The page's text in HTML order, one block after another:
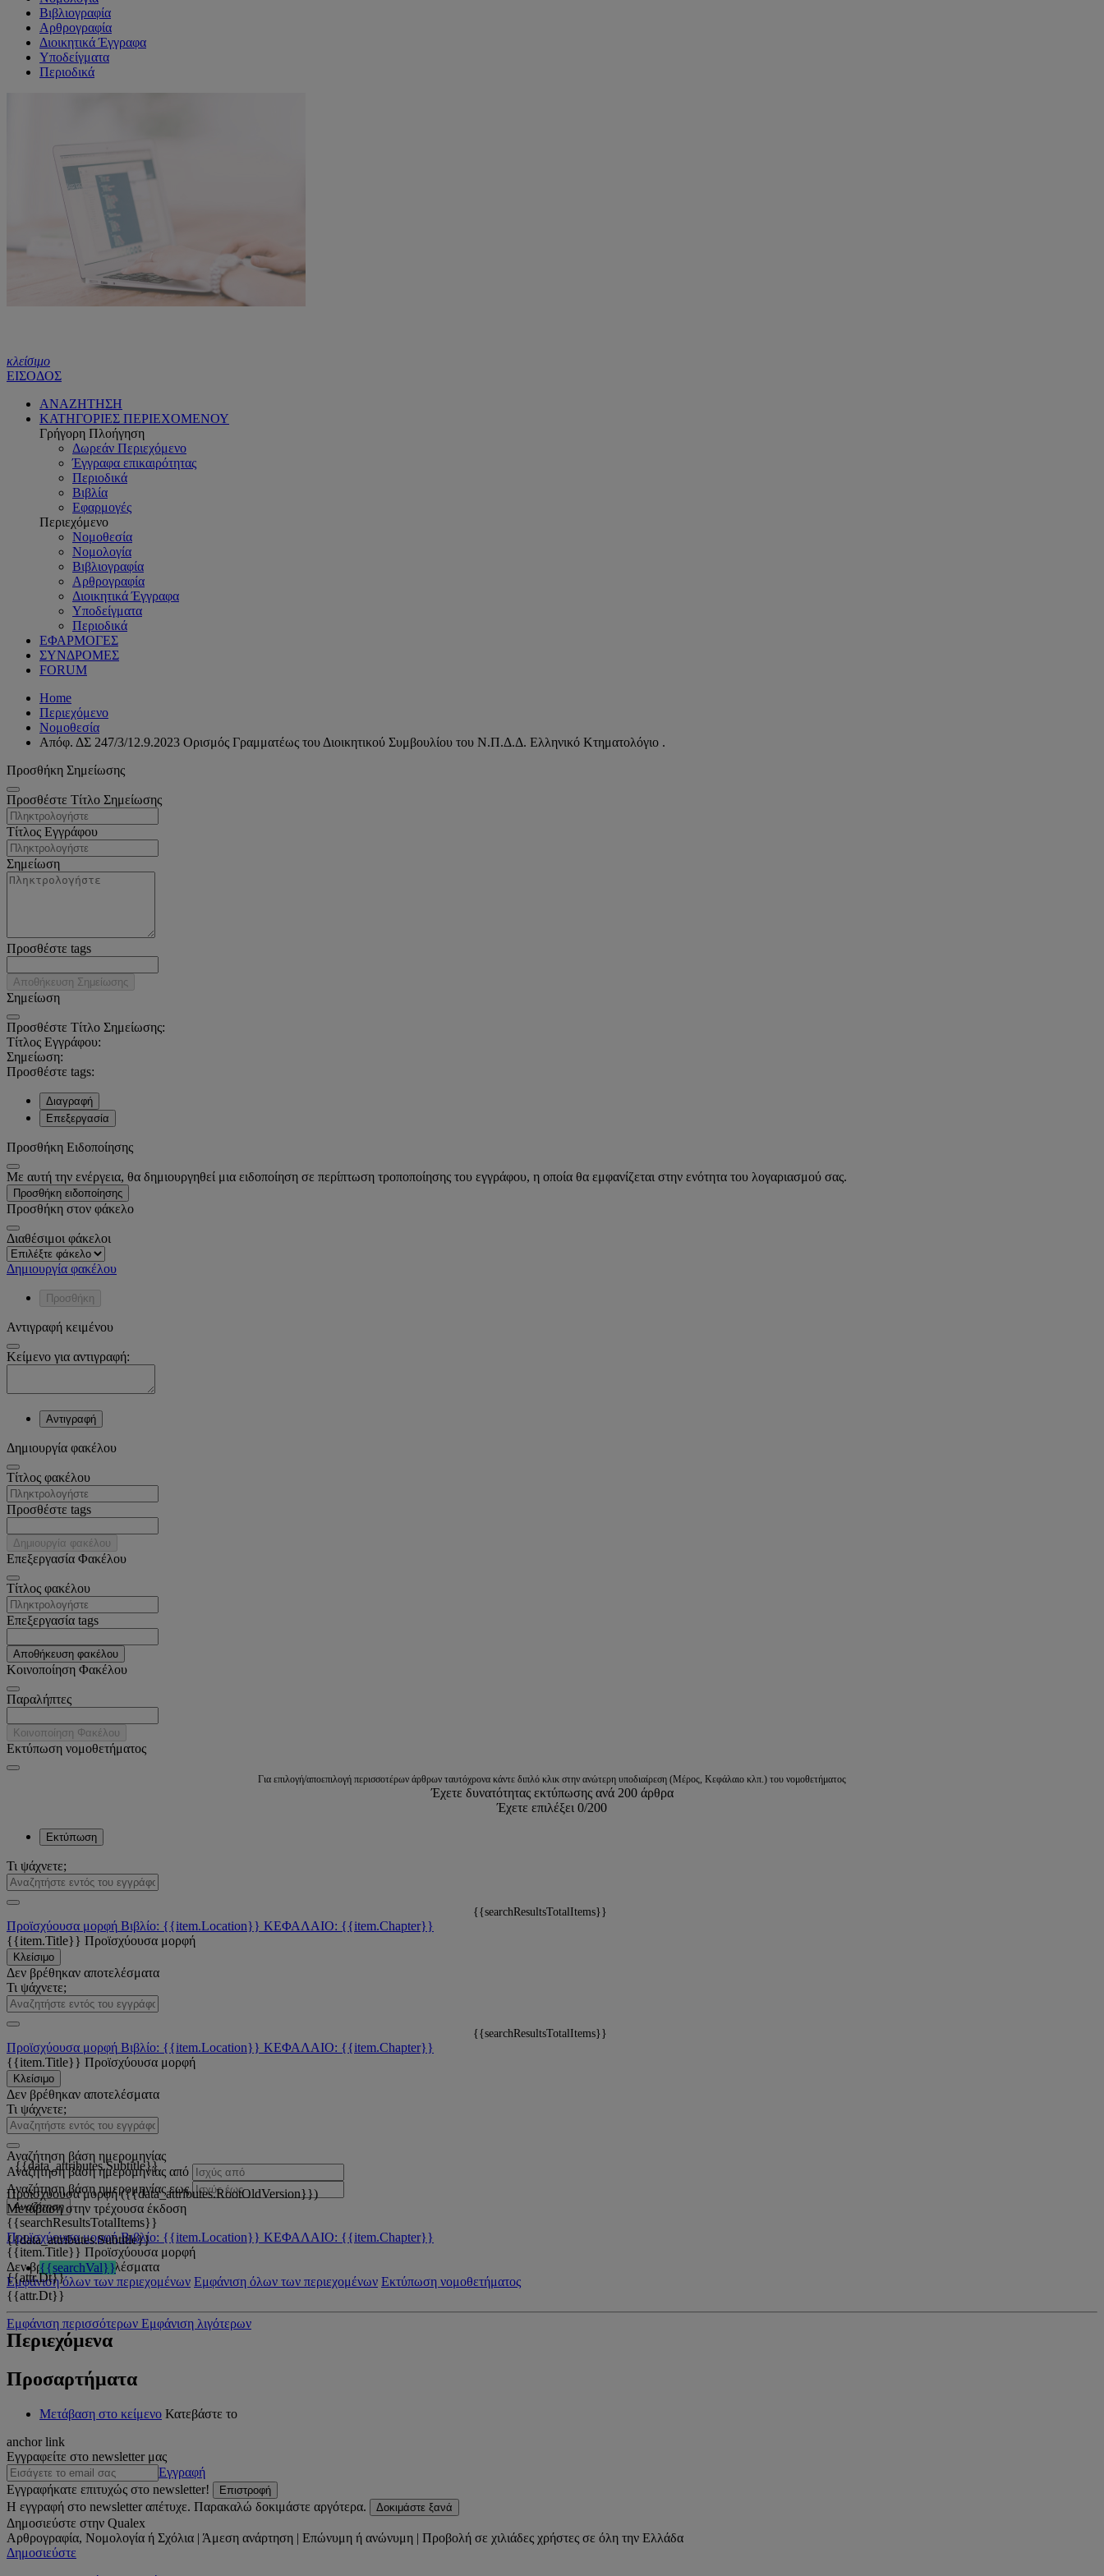
Βιβλιογραφία
Αρθρογραφία
Διοικητικά Έγγραφα
Υποδείγματα
Περιοδικά
κλείσιμο
ΕΙΣΟΔΟΣ
ΑΝΑΖΗΤΗΣΗ
ΚΑΤΗΓΟΡΙΕΣ ΠΕΡΙΕΧΟΜΕΝΟΥ
Γρήγορη Πλοήγηση
Δωρεάν Περιεχόμενο
Έγγραφα επικαιρότητας
Περιοδικά
Βιβλία
Εφαρμογές
Περιεχόμενο
Νομοθεσία
Νομολογία
Βιβλιογραφία
Αρθρογραφία
Διοικητικά Έγγραφα
Υποδείγματα
Περιοδικά
ΕΦΑΡΜΟΓΕΣ
ΣΥΝΔΡΟΜΕΣ
FORUM
Home
Περιεχόμενο
Νομοθεσία
Απόφ. ΔΣ 247/3/12.9.2023 Ορισμός Γραμματέως του Διοικητικού Συμβουλίου του Ν.Π.Δ.Δ. Ελληνικό Κτηματολόγιο .
Προσθήκη Σημείωσης
Προσθέστε Τίτλο Σημείωσης
Τίτλος Εγγράφου
Σημείωση
Προσθέστε tags
Αποθήκευση Σημείωσης
Σημείωση
Προσθέστε Τίτλο Σημείωσης:
Τίτλος Εγγράφου:
Σημείωση:
Προσθέστε tags:
Διαγραφή
Επεξεργασία
Προσθήκη Ειδοποίησης
Με αυτή την ενέργεια, θα δημιουργηθεί μια ειδοποίηση σε περίπτωση τροποποίησης του εγγράφου, η οποία θα εμφανίζεται στην ενότητα του λογαριασμού σας.
Προσθήκη ειδοποίησης
Προσθήκη στον φάκελο
Διαθέσιμοι φάκελοι
Δημιουργία φακέλου
Προσθήκη
Αντιγραφή κειμένου
Κείμενο για αντιγραφή:
Αντιγραφή
Δημιουργία φακέλου
Tίτλος φακέλου
Προσθέστε tags
Δημιουργία φακέλου
Επεξεργασία Φακέλου
Tίτλος φακέλου
Επεξεργασία tags
Αποθήκευση φακέλου
Κοινοποίηση Φακέλου
Παραλήπτες
Κοινοποίηση Φακέλου
Εκτύπωση νομοθετήματος
Για επιλογή/αποεπιλογή περισσοτέρων άρθρων ταυτόχρονα κάντε διπλό κλικ στην ανώτερη υποδιαίρεση (Μέρος, Κεφάλαιο κλπ.) του νομοθετήματος
Έχετε δυνατότητας εκτύπωσης ανά 200 άρθρα
Έχετε επιλέξει 0/200
Εκτύπωση
Τι ψάχνετε;
{{searchResultsTotalItems}}
Προϊσχύουσα μορφή Βιβλίο: {{item.Location}} ΚΕΦΑΛΑΙΟ: {{item.Chapter}}
{{item.Title}} Προϊσχύουσα μορφή
Κλείσιμο
Δεν βρέθηκαν αποτελέσματα
Τι ψάχνετε;
{{searchResultsTotalItems}}
Προϊσχύουσα μορφή Βιβλίο: {{item.Location}} ΚΕΦΑΛΑΙΟ: {{item.Chapter}}
{{item.Title}} Προϊσχύουσα μορφή
Κλείσιμο
Δεν βρέθηκαν αποτελέσματα
Τι ψάχνετε;
Αναζήτηση βάση ημερομηνίας
Αναζήτηση βάση ημερομηνίας από
Αναζήτηση βάση ημερομηνίας εως
Αναζήτηση
{{searchResultsTotalItems}}
Προϊσχύουσα μορφή Βιβλίο: {{item.Location}} ΚΕΦΑΛΑΙΟ: {{item.Chapter}}
{{item.Title}} Προϊσχύουσα μορφή
Δεν βρέθηκαν αποτελέσματα
Εμφάνιση όλων των περιεχομένων Εμφάνιση όλων των περιεχομένων Εκτύπωση νομοθετήματος
{{data_attributes.Subtitle}}
Προϊσχύουσα μορφή ({{data_attributes.RootOldVersion}})
Μετάβαση στην τρέχουσα έκδοση
{{data_attributes.Subtitle}}
{{searchVal}}
{{attr.Dt}}
Εμφάνιση περισσότερων Εμφάνιση λιγότερων
{{attr.Dt}}
Περιεχόμενα
Προσαρτήματα
Μετάβαση στο κείμενο Κατεβάστε το
anchor link
Εγγραφείτε στο newsletter μας
Εγγραφή
Εγγραφήκατε επιτυχώς στο newsletter!
Επιστροφή
Η εγγραφή στο newsletter απέτυχε. Παρακαλώ δοκιμάστε αργότερα. Δοκιμάστε ξανά
Δημοσιεύστε στην Qualex
Αρθρογραφία, Νομολογία ή Σχόλια | Άμεση ανάρτηση | Επώνυμη ή ανώνυμη | Προβολή σε χιλιάδες χρήστες σε όλη την Ελλάδα
Δημοσιεύστε